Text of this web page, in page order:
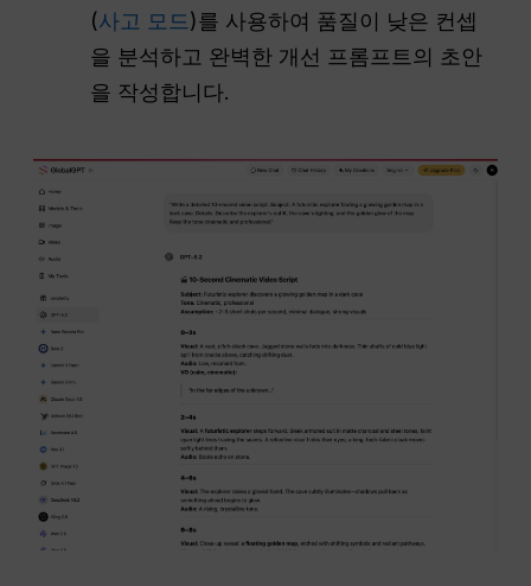
(사고 모드)를 사용하여 품질이 낮은 컨셉
을 분석하고 완벽한 개선 프롬프트의 초안
을 작성합니다.